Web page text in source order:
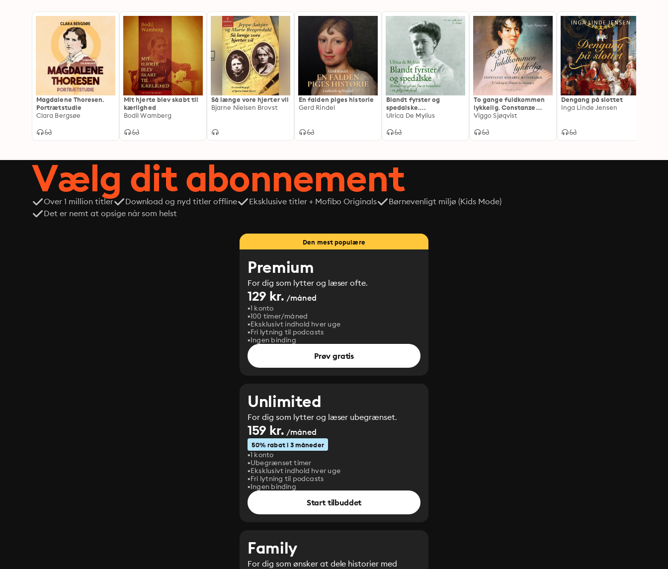
Magdalene Thoresen.
Portrætstudie
Clara Bergsøe
Mit hjerte blev skabt til
kærlighed
Bodil Wamberg
Så længe vore hjerter vil
Bjarne Nielsen Brovst
En falden piges historie
Gerd Rindel
Blandt fyrster og
spedalske.
Erindringsglimt fra et
pilgrimsfærd
Ulrica De Mylius
To gange fuldkommen
lykkelig. Constanze
Mozarts ægteskaber. Et
forskningen
Viggo Sjøqvist
Dengang på slottet
Inga Linde Jensen
Vælg dit abonnement
Over 1 million titler Download og nyd titler offline Eksklusive titler + Mofibo Originals
Børnevenligt miljø (Kids Mode)
Det er nemt at opsige når som helst
Den mest populære
Premium
For dig som lytter og læser ofte.
129 kr. /måned
1 konto
100 timer/måned
Eksklusivt indhold hver uge
Fri lytning til podcasts
Ingen binding
Prøv gratis
Unlimited
For dig som lytter og læser ubegrænset.
159 kr. /måned
50% rabat i 3 måneder
1 konto
Ubegrænset timer
Eksklusivt indhold hver uge
Fri lytning til podcasts
Ingen binding
Start tilbuddet
Family
For dig som ønsker at dele historier med